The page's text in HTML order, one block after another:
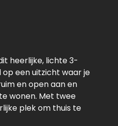
dit heerlijke, lichte 3-
een uitzicht waar je
en open aan en
wonen. Met twee
plek om thuis te